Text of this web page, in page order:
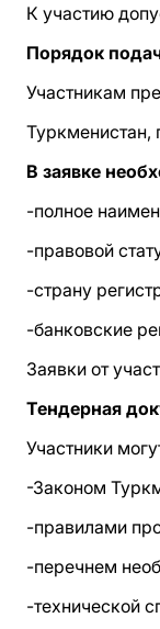
К участию
Порядок
Участникам
Туркменистан,
В заявке
-полное
-правовой
-страну
-банковские
Заявки от
Тендерная
Участники
-Законом
-правилами
-перечнем
-технической